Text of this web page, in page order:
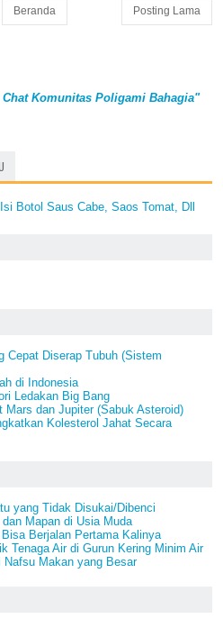
Posting Lama
Beranda
Komunitas Poligami Bahagia"
Botol Saus Cabe, Saos Tomat, Dll
Cepat Diserap Tubuh (Sistem
di Indonesia
Ledakan Big Bang
Mars dan Jupiter (Sabuk Asteroid)
Kolesterol Jahat Secara
yang Tidak Disukai/Dibenci
Mapan di Usia Muda
Berjalan Pertama Kalinya
Tenaga Air di Gurun Kering Minim Air
Nafsu Makan yang Besar